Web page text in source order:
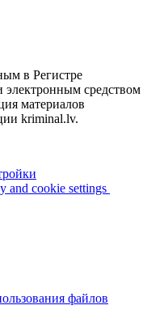
в Регистре
электронным средством
материалов
kriminal.lv.
and cookie settings
файлов